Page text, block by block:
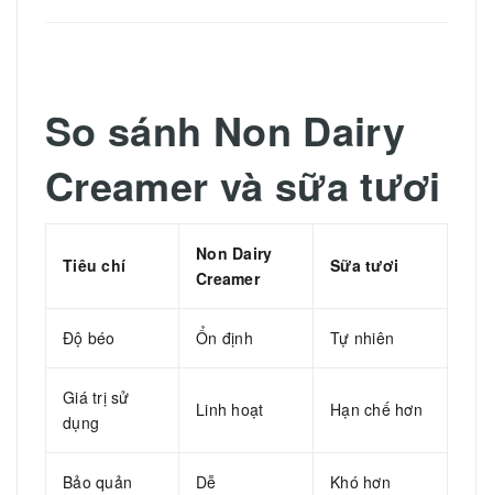
So sánh Non Dairy
Creamer và sữa tươi
Tiêu chí
Non Dairy
Creamer
Sữa tươi
Độ béo Ổn định Tự nhiên
Giá trị sử
dụng
Linh hoạt Hạn chế hơn
Bảo quản Dễ Khó hơn